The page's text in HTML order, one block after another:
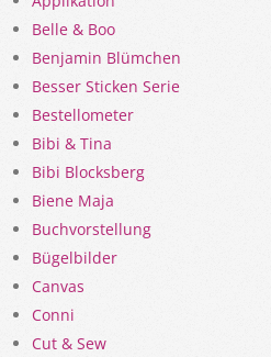
Belle & Boo
Benjamin Blümchen
Besser Sticken Serie
Bestellometer
Bibi & Tina
Bibi Blocksberg
Biene Maja
Buchvorstellung
Bügelbilder
Canvas
Conni
Cut & Sew